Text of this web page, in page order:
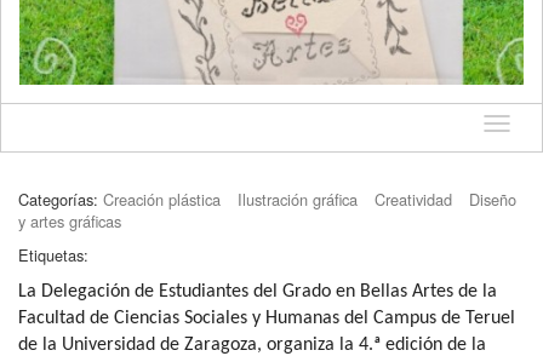
Idioma
Categorías: Creación plástica Ilustración gráfica Creatividad
Diseño
y artes gráficas
Etiquetas:
La Delegación de Estudiantes del Grado en Bellas Artes de la
Facultad de Ciencias Sociales y Humanas del Campus de Teruel
de la Universidad de Zaragoza, organiza la 4.ª edición de la